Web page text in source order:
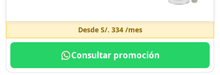
Desde S/. 334/mes
Consultar promoción